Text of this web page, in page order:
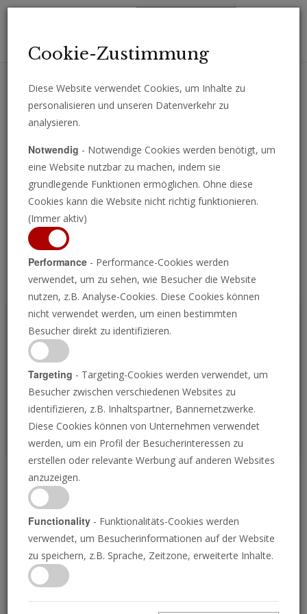
Erhalten Sie wichtige Analysen, Kommentare und Nachrichten
Programm ansehen
P
Josuas Altar
18.11.2022 • 24 Minuten
Die Ausgrabungen eines alten israelitischen
Altars und einer Fluchtafel auf demselben Berg
bestätigen nachdrücklich die Richtigkeit der
Cookie-Zustimmung
Diese Website verwendet Cookies, um Inhalte zu
personalisieren und unseren Datenverkehr zu
analysieren.
Notwendig - Notwendige Cookies werden benötigt, um
eine Website nutzbar zu machen, indem sie
grundlegende Funktionen ermöglichen. Ohne diese
Cookies kann die Website nicht richtig funktionieren.
(Immer aktiv)
Performance - Performance-Cookies werden
verwendet, um zu sehen, wie Besucher die Website
nutzen, z.B. Analyse-Cookies. Diese Cookies können
nicht verwendet werden, um einen bestimmten
Besucher direkt zu identifizieren.
Targeting - Targeting-Cookies werden verwendet, um
Besucher zwischen verschiedenen Websites zu
identifizieren, z.B. Inhaltspartner, Bannernetzwerke.
Diese Cookies können von Unternehmen verwendet
werden, um ein Profil der Besucherinteressen zu
erstellen oder relevante Werbung auf anderen Websites
anzuzeigen.
Functionality - Funktionalitäts-Cookies werden
verwendet, um Besucherinformationen auf der Website
zu speichern, z.B. Sprache, Zeitzone, erweiterte Inhalte.